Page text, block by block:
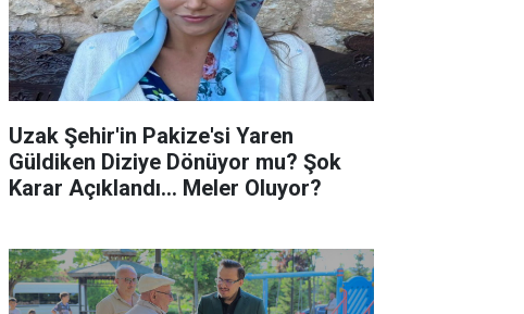
Uzak Şehir'in Pakize'si Yaren
Güldiken Diziye Dönüyor mu? Şok
Karar Açıklandı... Meler Oluyor?